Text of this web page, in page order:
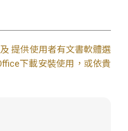
提供使用者有文書軟體選
下載安裝使用，或依貴